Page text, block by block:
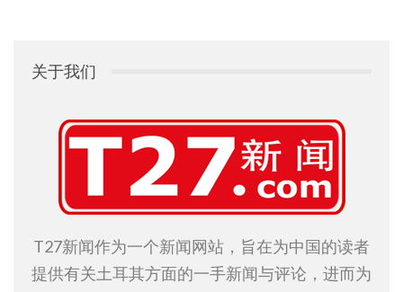
关于我们
T27新闻作为一个新闻网站，旨在为中国的读者
提供有关土耳其方面的一手新闻与评论，进而为